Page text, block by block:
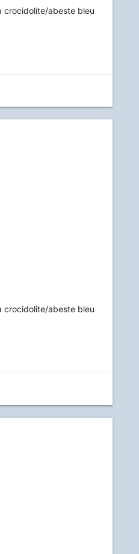
crocidolite/abeste bleu
crocidolite/abeste bleu